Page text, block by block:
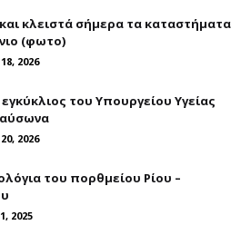
κλειστά σήμερα τα καταστήματα
(φωτο)
2026
του Υπουργείου Υγείας
2026
του πορθμείου Ρίου –
2025